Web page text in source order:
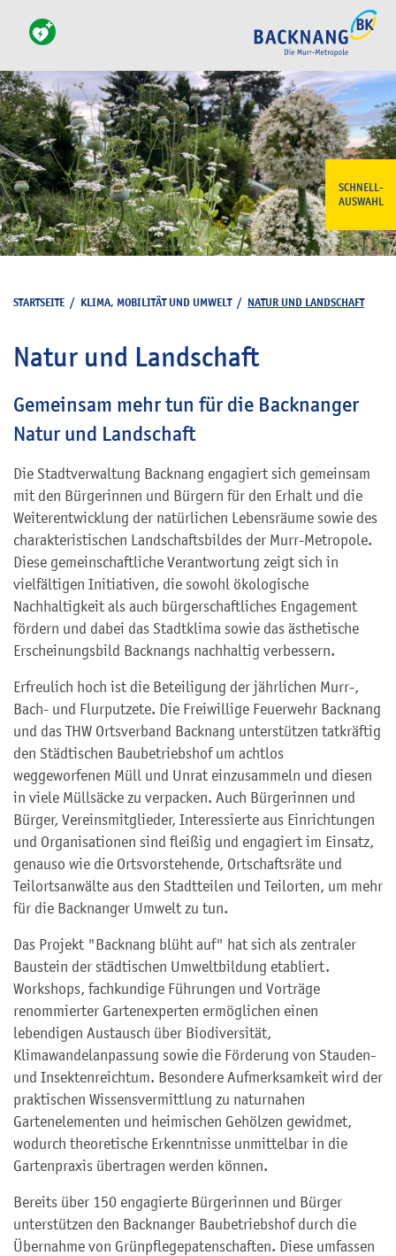
SCHNELL-
AUSWAHL
STARTSEITE / KLIMA, MOBILITÄT UND UMWELT/ NATUR UND LANDSCHAFT
Natur und Landschaft
Gemeinsam mehr tun für die Backnanger
Natur und Landschaft
Die Stadtverwaltung Backnang engagiert sich gemeinsam
mit den Bürgerinnen und Bürgern für den Erhalt und die
Weiterentwicklung der natürlichen Lebensräume sowie des
charakteristischen Landschaftsbildes der Murr-Metropole.
Diese gemeinschaftliche Verantwortung zeigt sich in
vielfältigen Initiativen, die sowohl ökologische
Nachhaltigkeit als auch bürgerschaftliches Engagement
fördern und dabei das Stadtklima sowie das ästhetische
Erscheinungsbild Backnangs nachhaltig verbessern.
Erfreulich hoch ist die Beteiligung der jährlichen Murr-,
Bach- und Flurputzete. Die Freiwillige Feuerwehr Backnang
und das THW Ortsverband Backnang unterstützen tatkräftig
den Städtischen Baubetriebshof um achtlos
weggeworfenen Müll und Unrat einzusammeln und diesen
in viele Müllsäcke zu verpacken. Auch Bürgerinnen und
Bürger, Vereinsmitglieder, Interessierte aus Einrichtungen
und Organisationen sind fleißig und engagiert im Einsatz,
genauso wie die Ortsvorstehende, Ortschaftsräte und
Teilortsanwälte aus den Stadtteilen und Teilorten, um mehr
für die Backnanger Umwelt zu tun.
Das Projekt "Backnang blüht auf" hat sich als zentraler
Baustein der städtischen Umweltbildung etabliert.
Workshops, fachkundige Führungen und Vorträge
renommierter Gartenexperten ermöglichen einen
lebendigen Austausch über Biodiversität,
Klimawandelanpassung sowie die Förderung von Stauden-
und Insektenreichtum. Besondere Aufmerksamkeit wird der
praktischen Wissensvermittlung zu naturnahen
Gartenelementen und heimischen Gehölzen gewidmet,
wodurch theoretische Erkenntnisse unmittelbar in die
Gartenpraxis übertragen werden können.
Bereits über 150 engagierte Bürgerinnen und Bürger
unterstützen den Backnanger Baubetriebshof durch die
Übernahme von Grünpflegepaten­schaften. Diese umfassen